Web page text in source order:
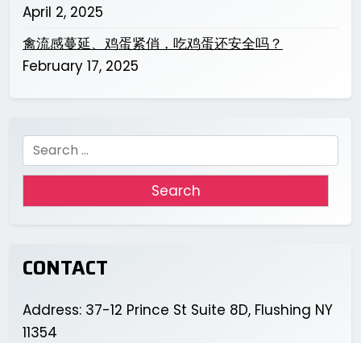
April 2, 2025
禽流感蔓延、鸡蛋紧俏，吃鸡蛋还安全吗？
February 17, 2025
Search
for:
CONTACT
Address: 37-12 Prince St Suite 8D, Flushing NY
11354